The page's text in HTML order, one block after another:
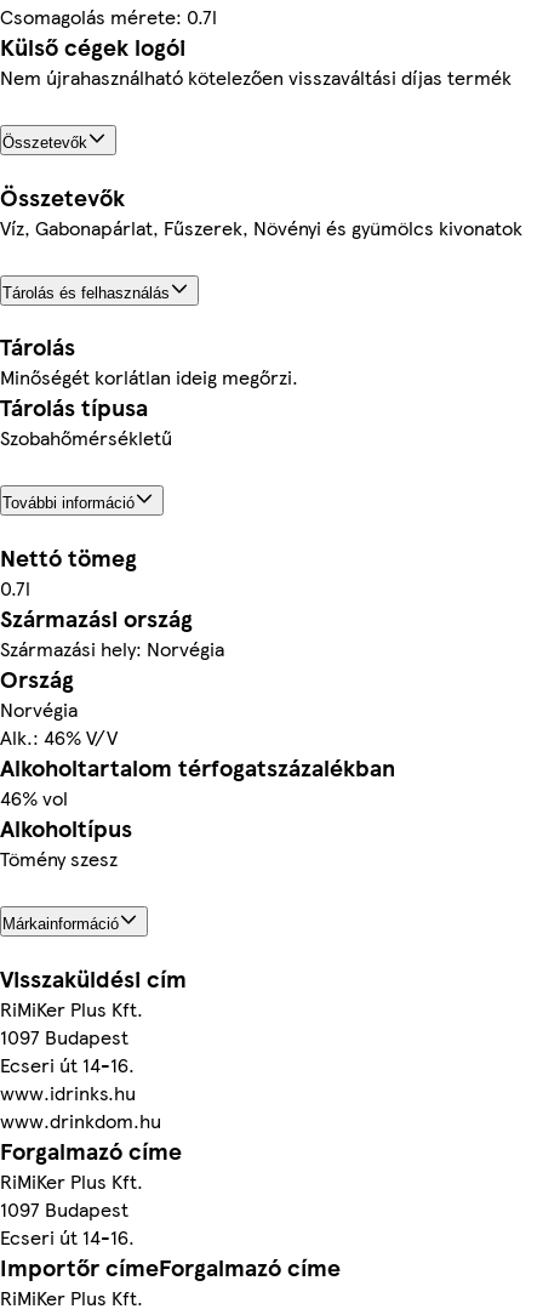
Csomagolás mérete: 0.7l
Külső cégek logói
Nem újrahasználható kötelezően visszaváltási díjas termék
Összetevők
Összetevők
Víz, Gabonapárlat, Fűszerek, Növényi és gyümölcs kivonatok
Tárolás és felhasználás
Tárolás
Minőségét korlátlan ideig megőrzi.
Tárolás típusa
Szobahőmérsékletű
További információ
Nettó tömeg
0.7l
Származási ország
Származási hely: Norvégia
Ország
Norvégia
Alk.: 46% V/V
Alkoholtartalom térfogatszázalékban
46% vol
Alkoholtípus
Tömény szesz
Márkainformáció
Visszaküldési cím
RiMiKer Plus Kft.
1097 Budapest
Ecseri út 14-16.
www.idrinks.hu
www.drinkdom.hu
Forgalmazó címe
RiMiKer Plus Kft.
1097 Budapest
Ecseri út 14-16.
Importőr címeForgalmazó címe
RiMiKer Plus Kft.